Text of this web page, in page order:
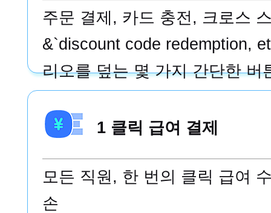
주문 결제, 카드 충전, 크로스
&`discount code redemption,
리오를 덮는 몇 가지 간단한 버
1 클릭 급여 결제
모든 직원, 한 번의 클릭 급여
손